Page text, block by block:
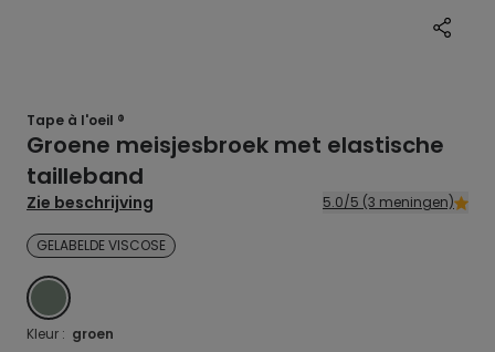
Tape à l'oeil ®
Groene meisjesbroek met elastische
tailleband
Zie beschrijving 5.0/5 (3 meningen)
GELABELDE VISCOSE
GROEN
Kleur : groen